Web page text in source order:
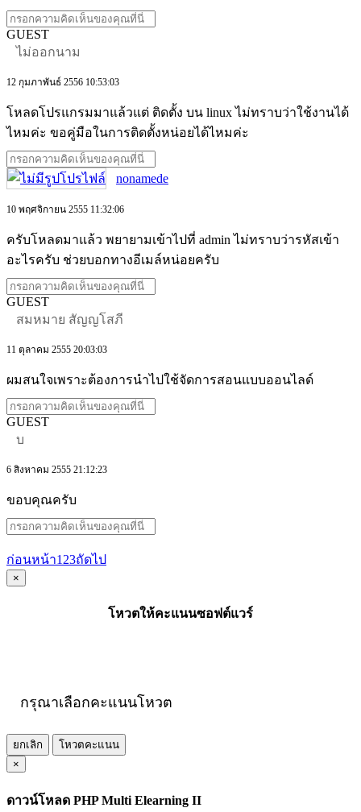
GUEST
ไม่ออกนาม
12 กุมภาพันธ์ 2556 10:53:03
โหลดโปรแกรมมาแล้วแต่ ติดตั้ง บน linux ไม่ทราบว่าใช้งานได้
ไหมค่ะ ขอคู่มือในการติดตั้งหน่อยได้ไหมค่ะ
nonamede
10 พฤศจิกายน 2555 11:32:06
ครับโหลดมาแล้ว พยายามเข้าไปที่ admin ไม่ทราบว่ารหัสเข้า
อะไรครับ ช่วยบอกทางอีเมล์หน่อยครับ
GUEST
สมหมาย สัญญโสภี
11 ตุลาคม 2555 20:03:03
ผมสนใจเพราะต้องการนำไปใช้จัดการสอนแบบออนไลด์
GUEST
บ
6 สิงหาคม 2555 21:12:23
ขอบคุณครับ
ก่อนหน้า1 23ถัดไป
×
โหวตให้คะแนนซอฟต์แวร์
กรุณาเลือกคะแนนโหวต
ยกเลิก
โหวตคะแนน
×
ดาวน์โหลด PHP Multi Elearning II